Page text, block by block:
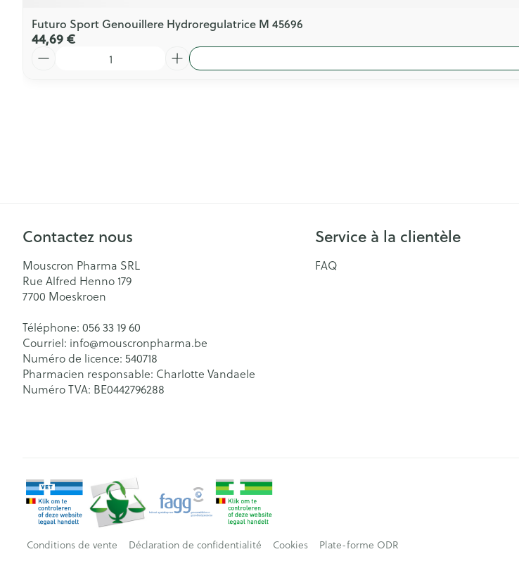
Futuro Sport Genouillere Hydroregulatrice M 45696
44,69 €
Contactez nous
Mouscron Pharma SRL
Rue Alfred Henno 179
7700 Moeskroen
Téléphone: 056 33 19 60
Courriel: info@mouscronpharma.be
Numéro de licence: 540718
Pharmacien responsable: Charlotte Vandaele
Numéro TVA: BE0442796288
Service à la clientèle
FAQ
Conditions de vente Déclaration de confidentialité Cookies Plate-forme ODR